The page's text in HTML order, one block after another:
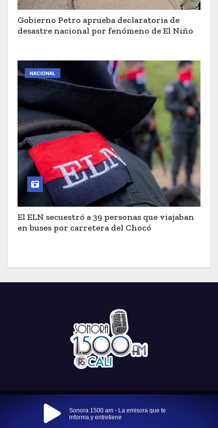
Gobierno Petro aprueba declaratoria de
desastre nacional por fenómeno de El Niño
NACIONAL
El ELN secuestró a 39 personas que viajaban
en buses por carretera del Chocó
Funciona gracias a WordPress |Tema: Newses por
Sonora 1500 am - La emisora que te
informa y entretiene